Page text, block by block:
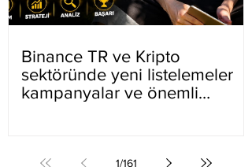
Binance TR ve Kripto
sektöründe yeni listelemeler
kampanyalar ve önemli
1/161